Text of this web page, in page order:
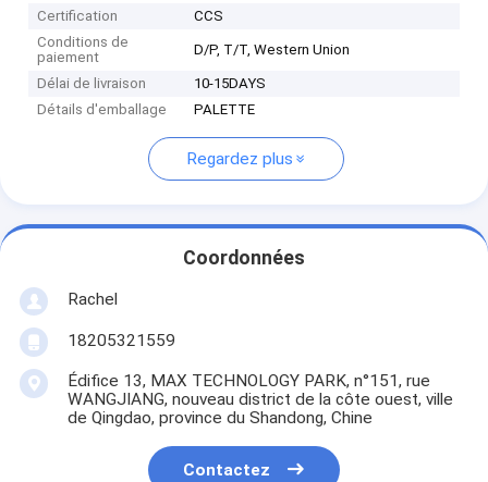
Certification
CCS
Conditions de
paiement
D/P, T/T, Western Union
Délai de livraison
10-15DAYS
Détails d'emballage
PALETTE
Regardez plus
Coordonnées
Rachel
18205321559
Édifice 13, MAX TECHNOLOGY PARK, n°151, rue
WANGJIANG, nouveau district de la côte ouest, ville
de Qingdao, province du Shandong, Chine
Contactez